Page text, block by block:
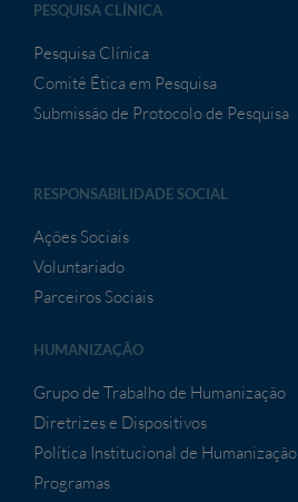
PESQUISA CLÍNICA
Pesquisa Clínica
Comitê Ética em Pesquisa
Submissão de Protocolo de Pesquisa
RESPONSABILIDADE SOCIAL
Ações Sociais
Voluntariado
Parceiros Sociais
HUMANIZAÇÃO
Grupo de Trabalho de Humanização
Diretrizes e Dispositivos
Política Institucional de Humanização
Programas